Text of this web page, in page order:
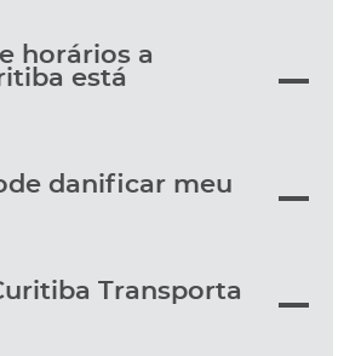
horários a
está
danificar meu
Transporta